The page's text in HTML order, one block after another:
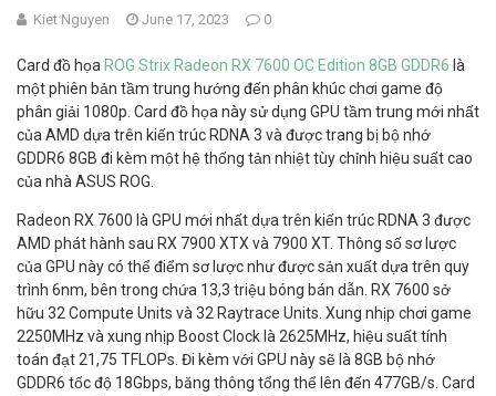
Kiet Nguyen June 17, 2023 0
Card đồ họa ROG Strix Radeon RX 7600 OC Edition 8GB GDDR6 là
một phiên bản tầm trung hướng đến phân khúc chơi game độ
phân giải 1080p. Card đồ họa này sử dụng GPU tầm trung mới nhất
của AMD dựa trên kiến trúc RDNA 3 và được trang bị bộ nhớ
GDDR6 8GB đi kèm một hệ thống tản nhiệt tùy chỉnh hiệu suất cao
của nhà ASUS ROG.
Radeon RX 7600 là GPU mới nhất dựa trên kiến trúc RDNA 3 được
AMD phát hành sau RX 7900 XTX và 7900 XT. Thông số sơ lược
của GPU này có thể điểm sơ lược như được sản xuất dựa trên quy
trình 6nm, bên trong chứa 13,3 triệu bóng bán dẫn. RX 7600 sở
hữu 32 Compute Units và 32 Raytrace Units. Xung nhịp chơi game
2250MHz và xung nhịp Boost Clock là 2625MHz, hiệu suất tính
toán đạt 21,75 TFLOPs. Đi kèm với GPU này sẽ là 8GB bộ nhớ
GDDR6 tốc độ 18Gbps, băng thông tổng thể lên đến 477GB/s. Card